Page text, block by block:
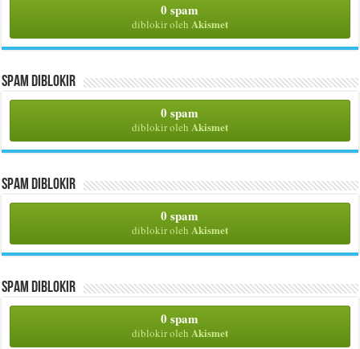
0 spam
diblokir oleh Akismet
Spam Diblokir
0 spam
diblokir oleh Akismet
Spam Diblokir
0 spam
diblokir oleh Akismet
Spam Diblokir
0 spam
diblokir oleh Akismet